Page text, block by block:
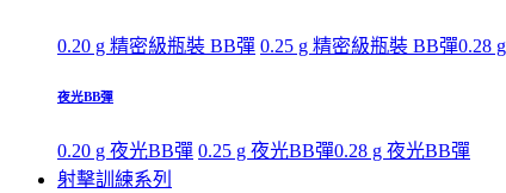
0.20 g 精密級瓶裝 BB彈 0.25 g 精密級瓶裝 BB彈0.28
夜光BB彈
0.20 g 夜光BB彈 0.25 g 夜光BB彈0.28 g 夜光BB彈
射擊訓練系列